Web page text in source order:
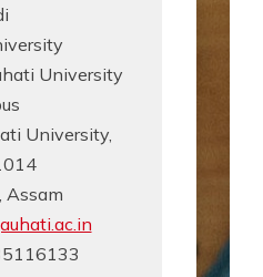
University
University,
Assam